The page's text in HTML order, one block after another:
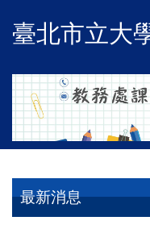
到
內
容
區
臺北市立大
最新消息